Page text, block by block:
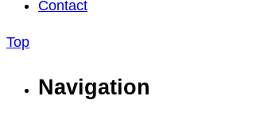
Contact
Top
Navigation